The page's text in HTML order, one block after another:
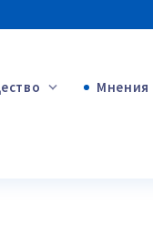
Мнения